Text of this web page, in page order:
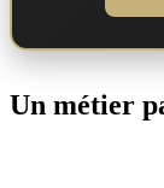
Un métier